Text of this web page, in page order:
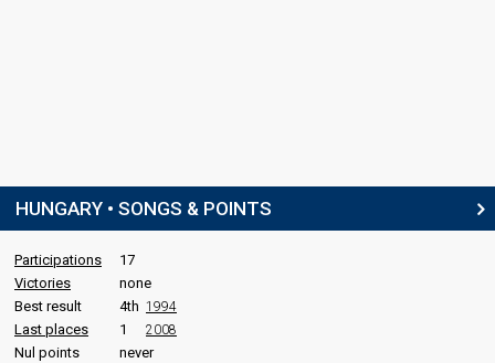
HUNGARY • SONGS & POINTS
Participations
17
Victories
none
Best result
4th 1994
Last places 1 2008
Nul points
never